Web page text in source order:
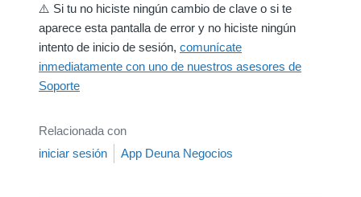
⚠️ Si tu no hiciste ningún cambio de clave o si te
aparece esta pantalla de error y no hiciste ningún
intento de inicio de sesión, comunícate
inmediatamente con uno de nuestros asesores de
Soporte
Relacionada con
iniciar sesión
App Deuna Negocios